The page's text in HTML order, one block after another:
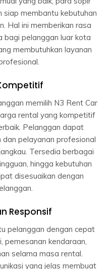
siap membantu kebutuhan
Hal ini memberikan rasa
bagi pelanggan luar kota
membutuhkan layanan
memilih N3 Rent Car
rental yang kompetitif
Pelanggan dapat
pelayanan profesional
Tersedia berbagai
hingga kebutuhan
disesuaikan dengan
Responsif
pelanggan dengan cepat
pemesanan kendaraan,
selama masa rental.
yang jelas membuat